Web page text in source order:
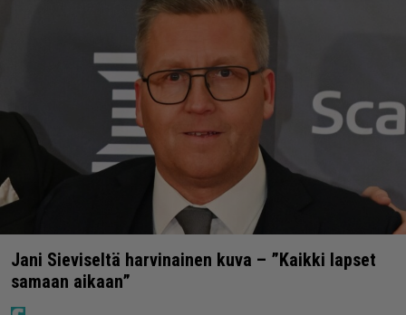
Jani Sieviseltä harvinainen kuva – ”Kaikki lapset
samaan aikaan”